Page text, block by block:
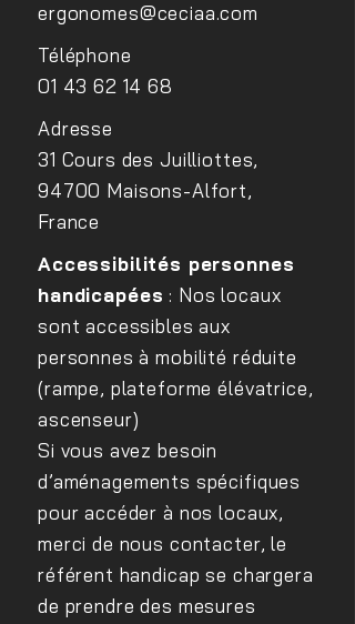
Conférence sur le
handicap visuel au sein du
ergonomes@ceciaa.com
Téléphone
01 43 62 14 68
Adresse
31 Cours des Juilliottes,
94700 Maisons-Alfort,
France
Accessibilités personnes
handicapées : Nos locaux
sont accessibles aux
personnes à mobilité réduite
(rampe, plateforme élévatrice,
ascenseur)
Si vous avez besoin
d’aménagements spécifiques
pour accéder à nos locaux,
merci de nous contacter, le
référent handicap se chargera
de prendre des mesures